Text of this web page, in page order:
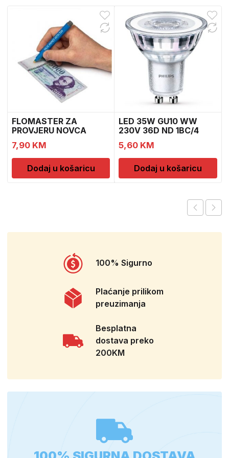
FLOMASTER ZA
PROVJERU NOVCA
SAFESCAN 30
7,90 KM
Dodaj u košaricu
LED 35W GU10 WW
230V 36D ND 1BC/4
5,60 KM
Dodaj u košaricu
100% Sigurno
Plaćanje prilikom
preuzimanja
Besplatna
dostava preko
200KM